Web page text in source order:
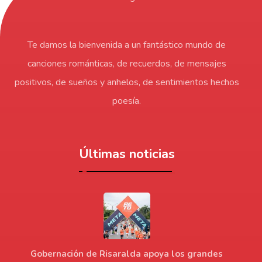
Te damos la bienvenida a un fantástico mundo de
canciones románticas, de recuerdos, de mensajes
positivos, de sueños y anhelos, de sentimientos hechos
poesía.
Últimas noticias
Gobernación de Risaralda apoya los grandes